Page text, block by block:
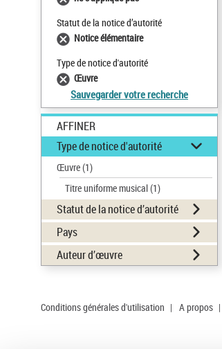
Statut de la notice d’autorité
Notice élémentaire
Type de notice d'autorité
Œuvre
Sauvegarder votre recherche
AFFINER
Type de notice d'autorité
Œuvre(1)
Titre uniforme musical(1)
Statut de la notice d’autorité
Pays
Auteur d’œuvre
Conditions générales d'utilisation | A propos |